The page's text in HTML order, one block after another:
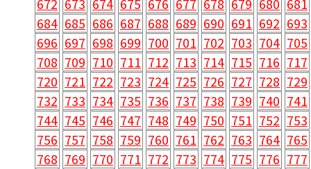
672 673 674 675 676 677 678 679 680 681
684 685 686 687 688 689 690 691 692 693
696 697 698 699 700 701 702 703 704 705
708 709 710 711 712 713 714 715 716 717
720 721 722 723 724 725 726 727 728 729
732 733 734 735 736 737 738 739 740 741
744 745 746 747 748 749 750 751 752 753
756 757 758 759 760 761 762 763 764 765
768 769 770 771 772 773 774 775 776 777